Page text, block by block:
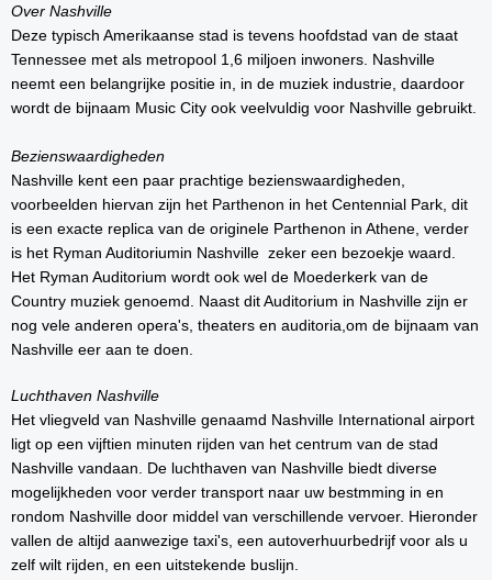
Over Nashville
Deze typisch Amerikaanse stad is tevens hoofdstad van de staat
Tennessee met als metropool 1,6 miljoen inwoners. Nashville
neemt een belangrijke positie in, in de muziek industrie, daardoor
wordt de bijnaam Music City ook veelvuldig voor Nashville gebruikt.
Bezienswaardigheden
Nashville kent een paar prachtige bezienswaardigheden,
voorbeelden hiervan zijn het Parthenon in het Centennial Park, dit
is een exacte replica van de originele Parthenon in Athene, verder
is het Ryman Auditoriumin Nashville zeker een bezoekje waard.
Het Ryman Auditorium wordt ook wel de Moederkerk van de
Country muziek genoemd. Naast dit Auditorium in Nashville zijn er
nog vele anderen opera's, theaters en auditoria,om de bijnaam van
Nashville eer aan te doen.
Luchthaven Nashville
Het vliegveld van Nashville genaamd Nashville International airport
ligt op een vijftien minuten rijden van het centrum van de stad
Nashville vandaan. De luchthaven van Nashville biedt diverse
mogelijkheden voor verder transport naar uw bestmming in en
rondom Nashville door middel van verschillende vervoer. Hieronder
vallen de altijd aanwezige taxi's, een autoverhuurbedrijf voor als u
zelf wilt rijden, en een uitstekende buslijn.